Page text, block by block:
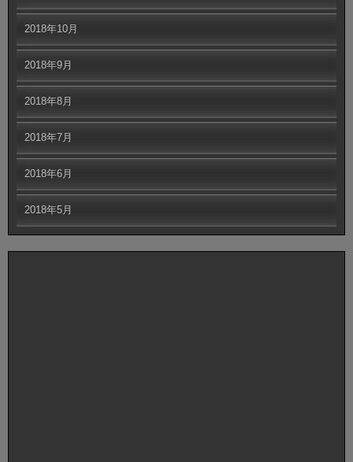
2018年10月
2018年9月
2018年8月
2018年7月
2018年6月
2018年5月